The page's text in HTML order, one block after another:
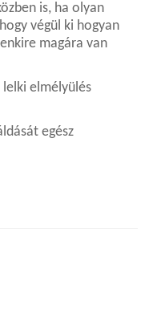
is, ha olyan
végül ki hogyan
magára van
lelki elmélyülés
egész